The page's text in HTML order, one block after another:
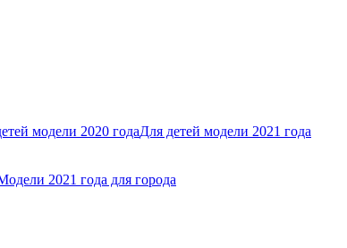
модели 2020 годаДля детей модели 2021 года
2021 года для города